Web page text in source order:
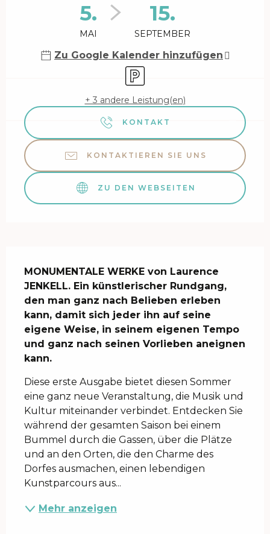
5.
MAI
15.
SEPTEMBER
Zu Google Kalender hinzufügen
Parkplatz
+ 3 andere Leistung(en)
KONTAKT
KONTAKTIEREN SIE UNS
ZU DEN WEBSEITEN
MONUMENTALE WERKE von Laurence
JENKELL. Ein künstlerischer Rundgang,
den man ganz nach Belieben erleben
kann, damit sich jeder ihn auf seine
eigene Weise, in seinem eigenen Tempo
und ganz nach seinen Vorlieben aneignen
kann.
Diese erste Ausgabe bietet diesen Sommer
eine ganz neue Veranstaltung, die Musik und
Kultur miteinander verbindet. Entdecken Sie
während der gesamten Saison bei einem
Bummel durch die Gassen, über die Plätze
und an den Orten, die den Charme des
Dorfes ausmachen, einen lebendigen
Kunstparcours aus...
Mehr anzeigen